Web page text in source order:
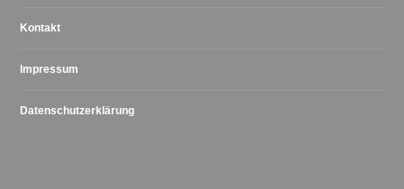
Kontakt
Impressum
Datenschutzerklärung